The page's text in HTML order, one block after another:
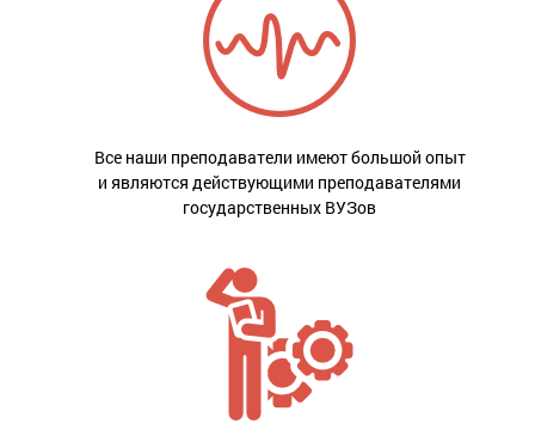
Все наши преподаватели имеют большой опыт
и являются действующими преподавателями
государственных ВУЗов